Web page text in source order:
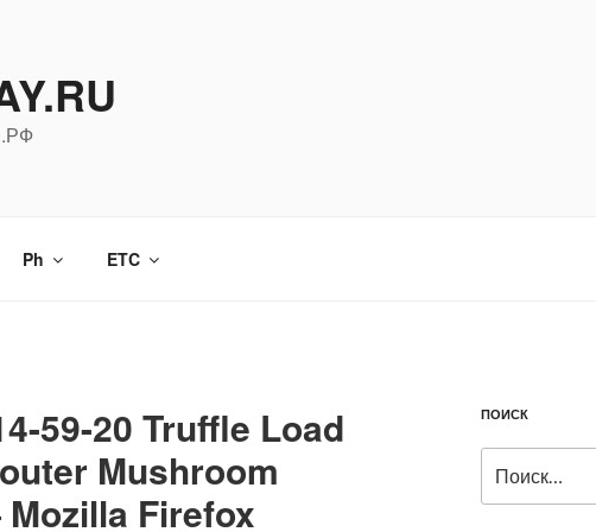
Ph ETC
59-20 Truffle Load
Mushroom
Firefox
ПОИСК